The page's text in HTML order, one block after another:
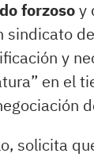
forzosoy
sindicato
y
en el
solicita